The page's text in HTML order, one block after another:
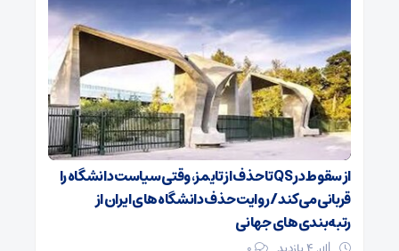
از سقوط در QS تا حذف از تایمز، وقتی سیاست دانشگاه را
قربانی می‌کند/ روایت حذف دانشگاه‌های ایران از
رتبه‌بندی‌های جهانی